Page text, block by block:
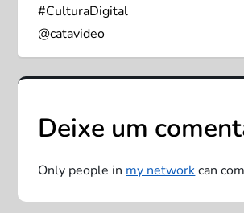
v
e
g
a
ç
#CulturaDigital
@catavideo
Deixe um
Only people inmy networkcan